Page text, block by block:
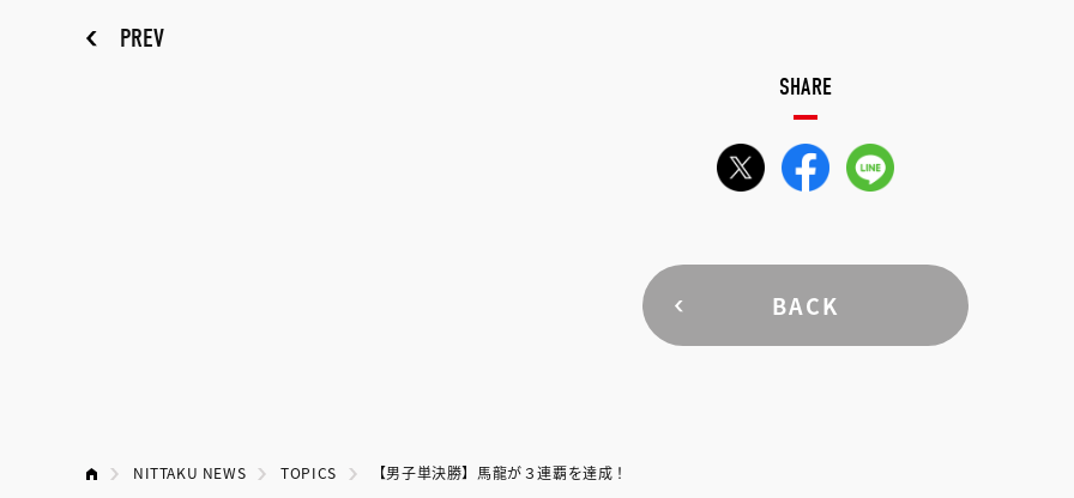
PREV
SHARE
BACK
NITTAKU NEWS TOPICS 【男子単決勝】馬龍が３連覇を達成！